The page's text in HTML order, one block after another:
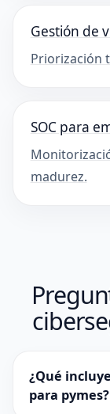
Gestión de
Priorización
SOC para
madurez.
¿Qué
para pymes?